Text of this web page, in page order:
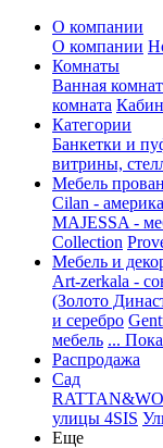
О компании
О компании
Комнаты
Ванная
комната
Категории
Банкетки и
витрины,
Мебель
Cilan -
MAJESSA -
Collection
Мебель и
Art-zerkala -
(Золото
и серебро
мебель ...
Распродажа
Сад
улицы 4SIS
Еще